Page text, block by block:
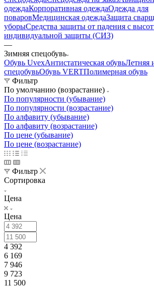
одеждаКорпоративная одеждаОдежда для
поваровМедицинская одеждаЗащита
уборыСредства защиты от падения с
индивидуальной защиты (СИЗ)
—
Зимняя спецобувь
Обувь UvexАнтистатическая обувьЛетняя
спецобувьОбувь VERTПолимерная обувь
Фильтр
По умолчанию (возрастание)
По популярности (убывание)
По популярности (возрастание)
По алфавиту (убывание)
По алфавиту (возрастание)
По цене (убывание)
По цене (возрастание)
Фильтр
Сортировка
Цена
Цена
4 392
6 169
7 946
9 723
11 500